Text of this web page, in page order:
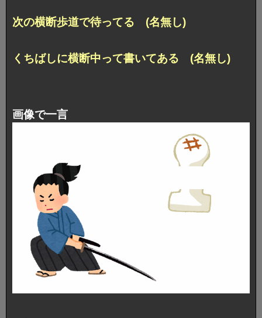
次の横断歩道で待ってる (名無し)
くちばしに横断中って書いてある (名無し)
画像で一言